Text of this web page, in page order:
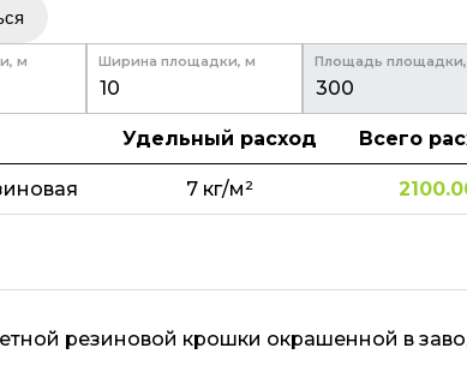
м Ширина площадки, м Площадь площадки,
Удельный расход Всего
7кг/м²
резиновой крошки окрашенной в